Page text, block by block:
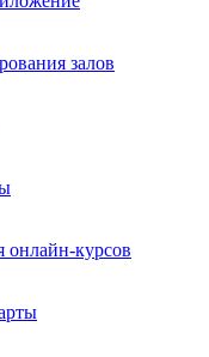
залов
онлайн-курсов